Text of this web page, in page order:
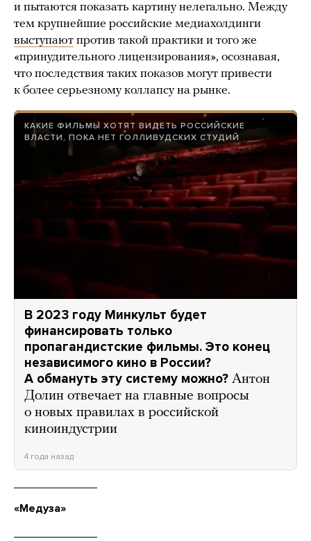
и пытаются показать картину нелегально. Между
тем крупнейшие российские медиахолдинги
выступают против такой практики и того же
«принудительного лицензирования», осознавая,
что последствия таких показов могут привести
к более серьезному коллапсу на рынке.
КАКИЕ ФИЛЬМЫ ХОТЯТ ВИДЕТЬ РОССИЙСКИЕ
ВЛАСТИ, ПОКА НЕТ ГОЛЛИВУДСКИХ СТУДИЙ
В 2023 году Минкульт будет
финансировать только
пропагандистские фильмы. Это конец
независимого кино в России?
А обмануть эту систему можно? Антон
Долин отвечает на главные вопросы
о новых правилах в российской
киноиндустрии
4 года назад
«Медуза»